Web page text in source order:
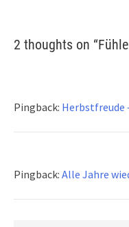
2 thoughts on “
Pingback: Herbstfreude
Pingback: Alle Jahre